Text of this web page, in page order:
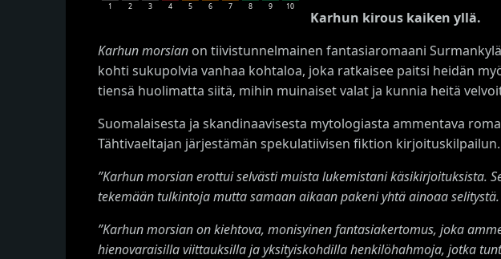
1 2 3
4
5 6 7 8
9
10
Karhun kirous kaiken yllä.
Karhun morsian on tiivistunnelmainen fantasiaromaani
kohti sukupolvia vanhaa kohtaloa, joka ratkaisee paitsi heidän
tiensä huolimatta siitä, mihin muinaiset valat ja kunnia heitä
Suomalaisesta ja skandinaavisesta mytologiasta ammentava
Tähtivaeltajan järjestämän spekulatiivisen fiktion kirjoituskilpailun.
”Karhun morsian erottui selvästi muista lukemistani käsikirjoituksista.
tekemään tulkintoja mutta samaan aikaan pakeni yhtä ainoaa
”Karhun morsian on kiehtova, monisyinen fantasiakertomus, joka
hienovaraisilla viittauksilla ja yksityiskohdilla henkilöhahmoja, jotka